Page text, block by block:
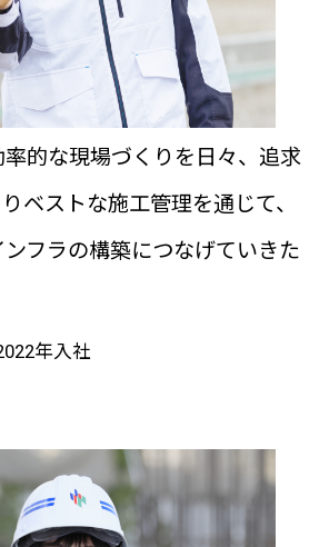
率的な現場づくりを日々、追求
ベストな施工管理を通じて、
フラの構築につなげていきた
年入社